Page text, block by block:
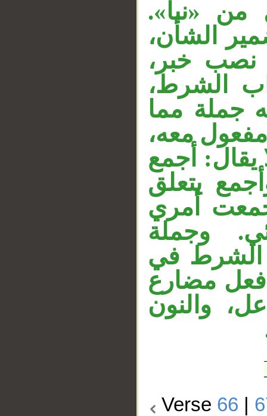
«نبأ».
الشأن،
خبر،
الشرط،
جملة مما
معه،
يقال: أجمع
يتعلق
أمري
وجملة
الشرط في
مضارع
والنون
Verse 66